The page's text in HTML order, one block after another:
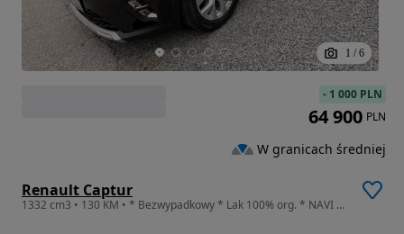
1 / 6
Renault Captur
1332 cm3 • 130 KM • * Bezwypadkowy * Lak 100% org. * NAVI * Półskóra *
- 1 000 PLN
64 900 PLN
W granicach średniej